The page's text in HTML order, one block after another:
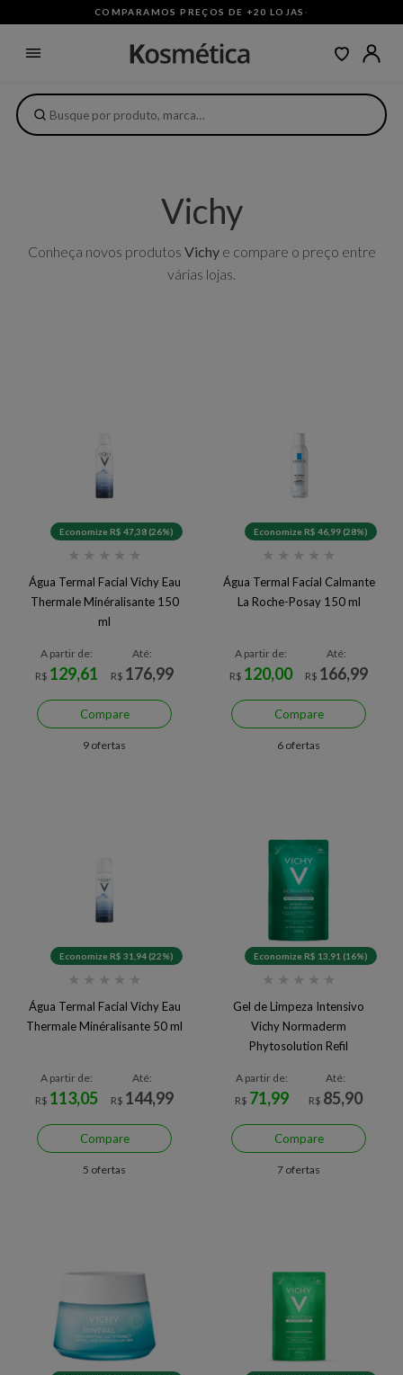
COMPARAMOS PREÇOS DE +20 LOJAS ·
Vichy
Conheça novos produtos Vichye compare o preço entre
várias lojas.
Economize R$ 47,38 (26%)
★ ★ ★ ★ ★
Água Termal Facial Vichy Eau
Thermale Minéralisante 150
ml
A partir de:
R$ 129,61
Até:
R$ 176,99
Compare
9 ofertas
Economize R$ 46,99 (28%)
★ ★ ★ ★ ★
Água Termal Facial Calmante
La Roche-Posay 150 ml
A partir de:
R$ 120,00
Até:
R$ 166,99
Compare
6 ofertas
Economize R$ 31,94 (22%)
★ ★ ★ ★ ★
Água Termal Facial Vichy Eau
Thermale Minéralisante 50 ml
A partir de:
R$ 113,05
Até:
R$ 144,99
Compare
5 ofertas
Economize R$ 13,91 (16%)
★ ★ ★ ★ ★
Gel de Limpeza Intensivo
Vichy Normaderm
Phytosolution Refil
A partir de:
R$ 71,99
Até:
R$ 85,90
Compare
7 ofertas